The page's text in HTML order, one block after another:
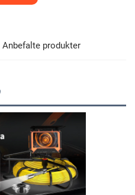
Anbefalte produkter